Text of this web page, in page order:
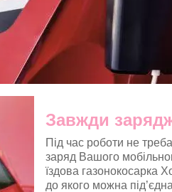
Завжди
Під час роботи не
заряд Вашого
їздова газонокосарка
до якого можна